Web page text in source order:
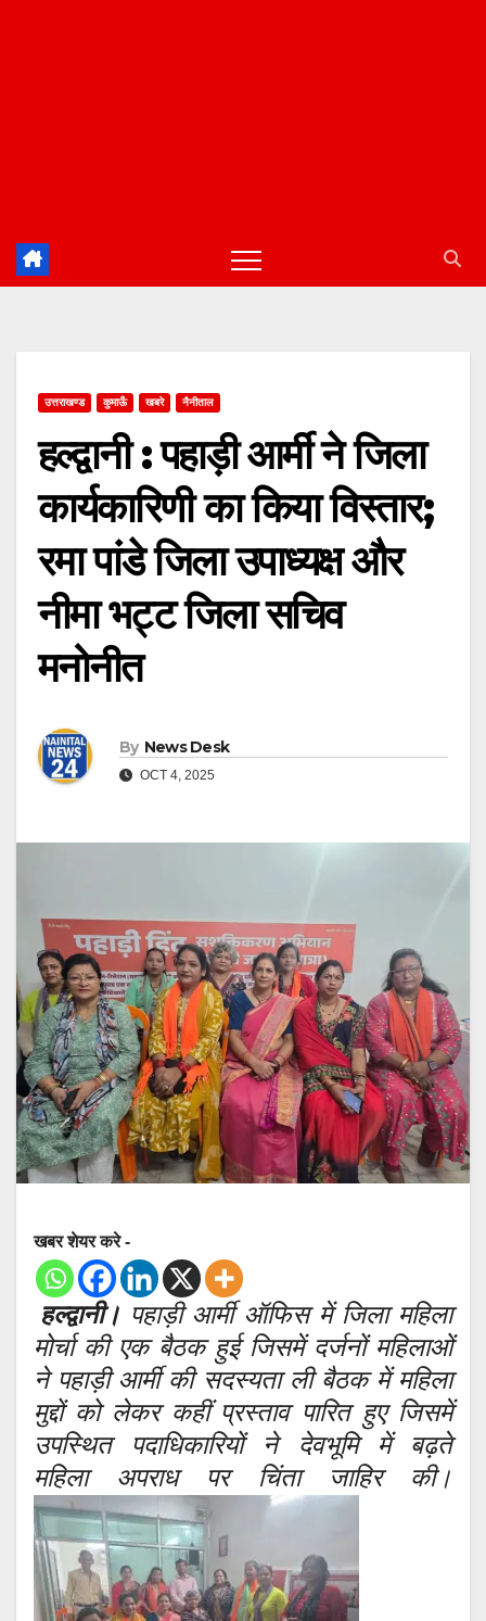
उत्तराखण्ड कुमाऊँ खबरे नैनीताल
हल्द्वानी : पहाड़ी आर्मी ने जिला
कार्यकारिणी का किया विस्तार;
रमा पांडे जिला उपाध्यक्ष और
नीमा भट्ट जिला सचिव
मनोनीत
By News Desk
OCT 4, 2025
खबर शेयर करे -
हल्द्वानी। पहाड़ी आर्मी ऑफिस में जिला महिला
मोर्चा की एक बैठक हुई जिसमें दर्जनों महिलाओं
ने पहाड़ी आर्मी की सदस्यता ली बैठक में महिला
मुद्दों को लेकर कहीं प्रस्ताव पारित हुए जिसमें
उपस्थित पदाधिकारियों ने देवभूमि में बढ़ते
महिला अपराध पर चिंता जाहिर की।